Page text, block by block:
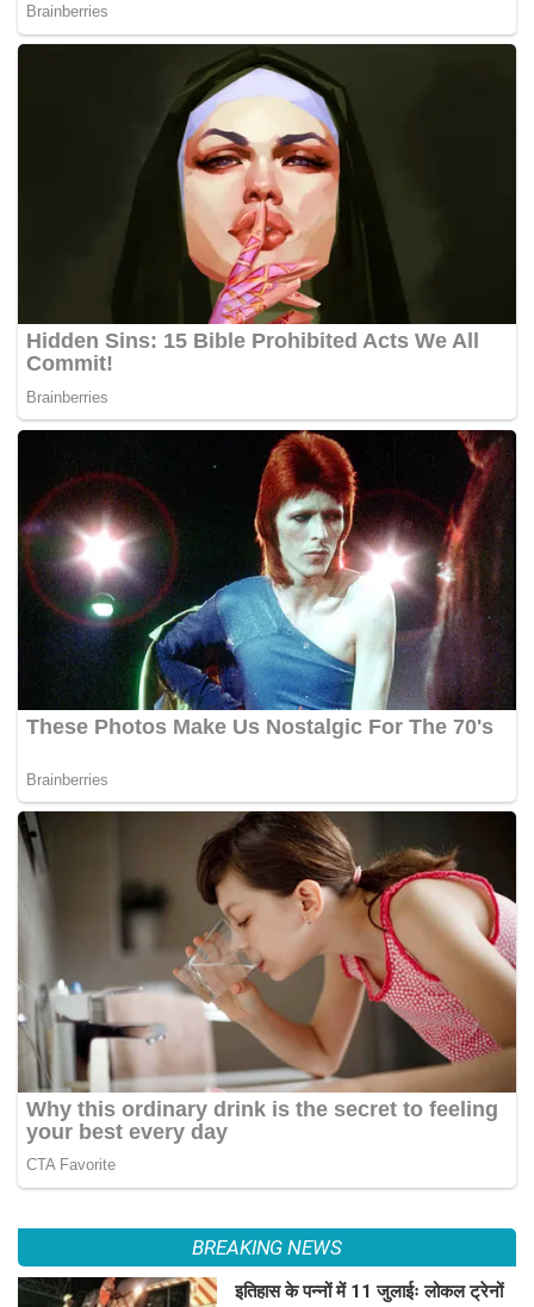
BREAKING NEWS
इतिहास के पन्नों में 11 जुलाईः लोकल ट्रेनों